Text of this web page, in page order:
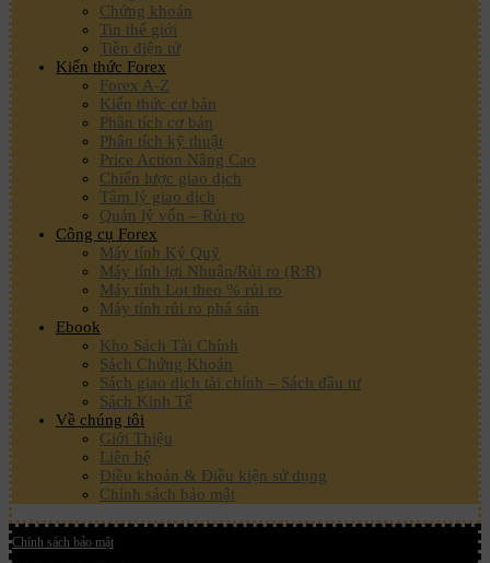
Chứng khoán
Tin thế giới
Tiền điện tử
Kiến thức Forex
Forex A-Z
Kiến thức cơ bản
Phân tích cơ bản
Phân tích kỹ thuật
Price Action Nâng Cao
Chiến lược giao dịch
Tâm lý giao dịch
Quản lý vốn – Rủi ro
Công cụ Forex
Máy tính Ký Quỹ
Máy tính lợi Nhuận/Rủi ro (R:R)
Máy tính Lot theo % rủi ro
Máy tính rủi ro phá sản
Ebook
Kho Sách Tài Chính
Sách Chứng Khoán
Sách giao dịch tài chính – Sách đầu tư
Sách Kinh Tế
Về chúng tôi
Giới Thiệu
Liên hệ
Điều khoản & Điều kiện sử dụng
Chính sách bảo mật
Chính sách bảo mật